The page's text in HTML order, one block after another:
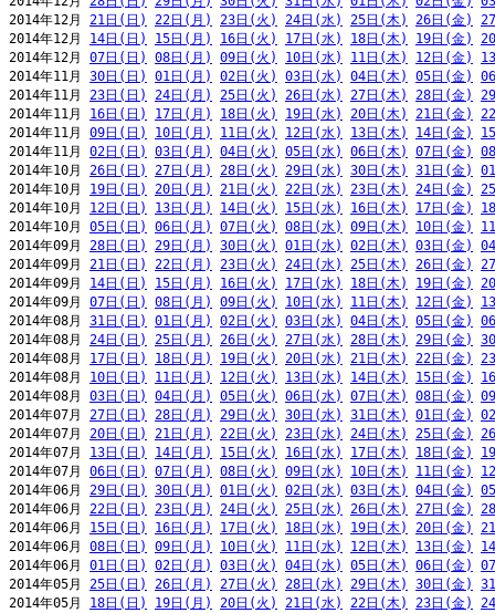
2014年12月 21日(日) 22日(月) 23日(火) 24日(水) 25日(木) 26日(金)
2014年12月 14日(日) 15日(月) 16日(火) 17日(水) 18日(木) 19日(金)
2014年12月 07日(日) 08日(月) 09日(火) 10日(水) 11日(木) 12日(金)
2014年11月 30日(日) 01日(月) 02日(火) 03日(水) 04日(木) 05日(金)
2014年11月 23日(日) 24日(月) 25日(火) 26日(水) 27日(木) 28日(金)
2014年11月 16日(日) 17日(月) 18日(火) 19日(水) 20日(木) 21日(金)
2014年11月 09日(日) 10日(月) 11日(火) 12日(水) 13日(木) 14日(金)
2014年11月 02日(日) 03日(月) 04日(火) 05日(水) 06日(木) 07日(金)
2014年10月 26日(日) 27日(月) 28日(火) 29日(水) 30日(木) 31日(金)
2014年10月 19日(日) 20日(月) 21日(火) 22日(水) 23日(木) 24日(金)
2014年10月 12日(日) 13日(月) 14日(火) 15日(水) 16日(木) 17日(金)
2014年10月 05日(日) 06日(月) 07日(火) 08日(水) 09日(木) 10日(金)
2014年09月 28日(日) 29日(月) 30日(火) 01日(水) 02日(木) 03日(金)
2014年09月 21日(日) 22日(月) 23日(火) 24日(水) 25日(木) 26日(金)
2014年09月 14日(日) 15日(月) 16日(火) 17日(水) 18日(木) 19日(金)
2014年09月 07日(日) 08日(月) 09日(火) 10日(水) 11日(木) 12日(金)
2014年08月 31日(日) 01日(月) 02日(火) 03日(水) 04日(木) 05日(金)
2014年08月 24日(日) 25日(月) 26日(火) 27日(水) 28日(木) 29日(金)
2014年08月 17日(日) 18日(月) 19日(火) 20日(水) 21日(木) 22日(金)
2014年08月 10日(日) 11日(月) 12日(火) 13日(水) 14日(木) 15日(金)
2014年08月 03日(日) 04日(月) 05日(火) 06日(水) 07日(木) 08日(金)
2014年07月 27日(日) 28日(月) 29日(火) 30日(水) 31日(木) 01日(金)
2014年07月 20日(日) 21日(月) 22日(火) 23日(水) 24日(木) 25日(金)
2014年07月 13日(日) 14日(月) 15日(火) 16日(水) 17日(木) 18日(金)
2014年07月 06日(日) 07日(月) 08日(火) 09日(水) 10日(木) 11日(金)
2014年06月 29日(日) 30日(月) 01日(火) 02日(水) 03日(木) 04日(金)
2014年06月 22日(日) 23日(月) 24日(火) 25日(水) 26日(木) 27日(金)
2014年06月 15日(日) 16日(月) 17日(火) 18日(水) 19日(木) 20日(金)
2014年06月 08日(日) 09日(月) 10日(火) 11日(水) 12日(木) 13日(金)
2014年06月 01日(日) 02日(月) 03日(火) 04日(水) 05日(木) 06日(金)
2014年05月 25日(日) 26日(月) 27日(火) 28日(水) 29日(木) 30日(金)
2014年05月 18日(日) 19日(月) 20日(火) 21日(水) 22日(木) 23日(金)